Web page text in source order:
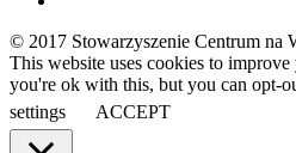
© 2017 Stowarzyszenie Centrum na
This website uses cookies to
you're ok with this, but you can opt-
settings
ACCEPT